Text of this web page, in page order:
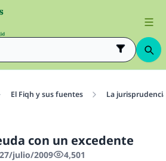
El Fiqh y sus fuentes La
con un excedente
julio/2009 4,501